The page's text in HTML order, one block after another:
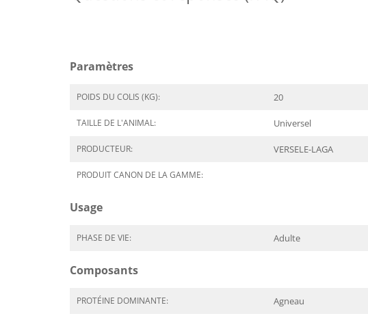
Paramètres
POIDS DU COLIS (KG): 20
TAILLE DE L'ANIMAL: Universel
PRODUCTEUR: VERSELE-LAGA
PRODUIT CANON DE LA GAMME:
Usage
PHASE DE VIE: Adulte
Composants
PROTÉINE DOMINANTE: Agneau